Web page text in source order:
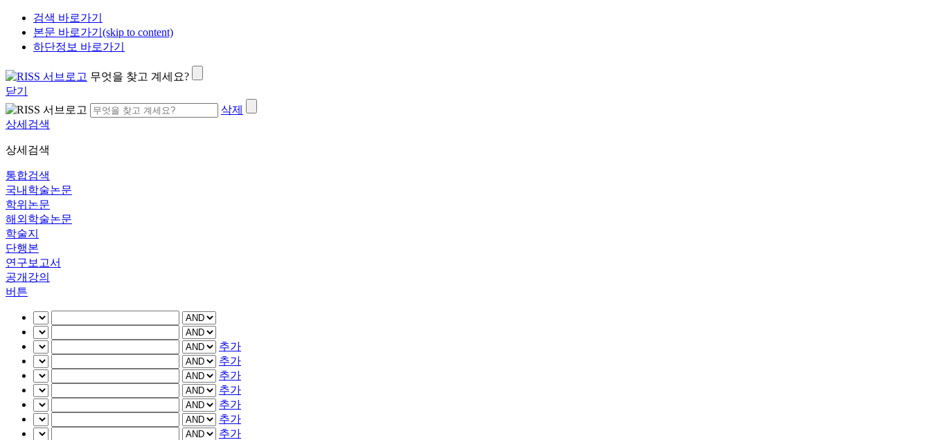
검색 바로가기
본문 바로가기(skip to content)
하단정보 바로가기
무엇을 찾고 계세요?
닫기
삭제
상세검색
상세검색
통합검색
국내학술논문
학위논문
해외학술논문
학술지
단행본
연구보고서
공개강의
버튼
추가
추가
추가
추가
추가
추가
추가